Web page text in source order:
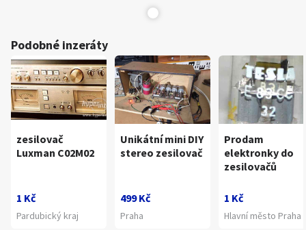
Podobné inzeráty
zesilovač
Luxman C02M02
1 Kč
Pardubický kraj
Unikátní mini DIY
stereo zesilovač
499 Kč
Praha
Prodam
elektronky do
zesilovačů
1 Kč
Hlavní město Praha